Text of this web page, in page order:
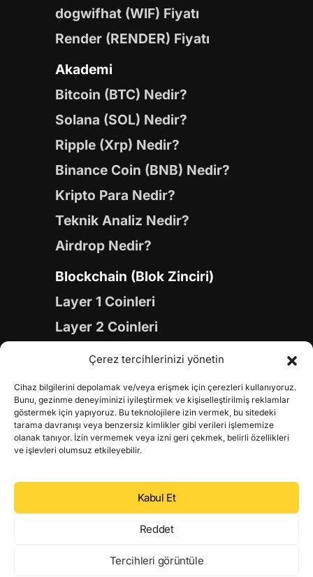
Çerez tercihlerinizi yönetin
Cihaz bilgilerini depolamak ve/veya erişmek için çerezleri kullanıyoruz.
Bunu, gezinme deneyiminizi iyileştirmek ve kişiselleştirilmiş reklamlar
göstermek için yapıyoruz. Bu teknolojilere izin vermek, bu sitedeki
tarama davranışı veya benzersiz kimlikler gibi verileri işlememize
olanak tanıyor. İzin vermemek veya izni geri çekmek, belirli özellikleri
ve işlevleri olumsuz etkileyebilir.
Kabul Et
Reddet
Tercihleri görüntüle
dogwifhat (WIF) Fiyatı
Render (RENDER) Fiyatı
Akademi
Bitcoin (BTC) Nedir?
Solana (SOL) Nedir?
Ripple (Xrp) Nedir?
Binance Coin (BNB) Nedir?
Kripto Para Nedir?
Teknik Analiz Nedir?
Airdrop Nedir?
Blockchain (Blok Zinciri)
Layer 1 Coinleri
Layer 2 Coinleri
Yapay Zeka (AI) Coinleri
Gaming Coinleri
RWA Coinleri
DeFi Coinleri
DePIN Coinleri
Metaverse Coinleri
Web 3.0 Coinleri
Coin Türevleri